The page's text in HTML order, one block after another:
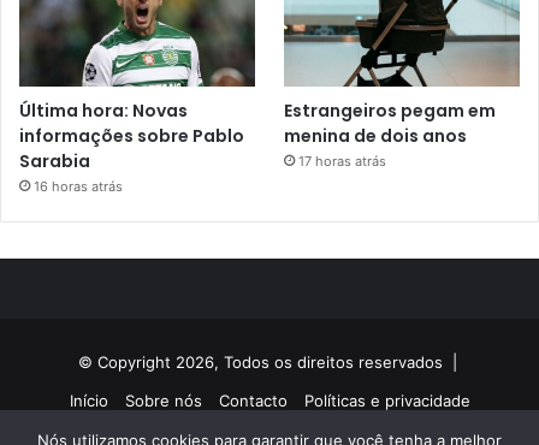
Última hora: Novas
informações sobre Pablo
Sarabia
16 horas atrás
Estrangeiros pegam em
menina de dois anos
17 horas atrás
© Copyright 2026, Todos os direitos reservados |
Início
Sobre nós Contacto Políticas e privacidade
Nós utilizamos cookies para garantir que você tenha a melhor